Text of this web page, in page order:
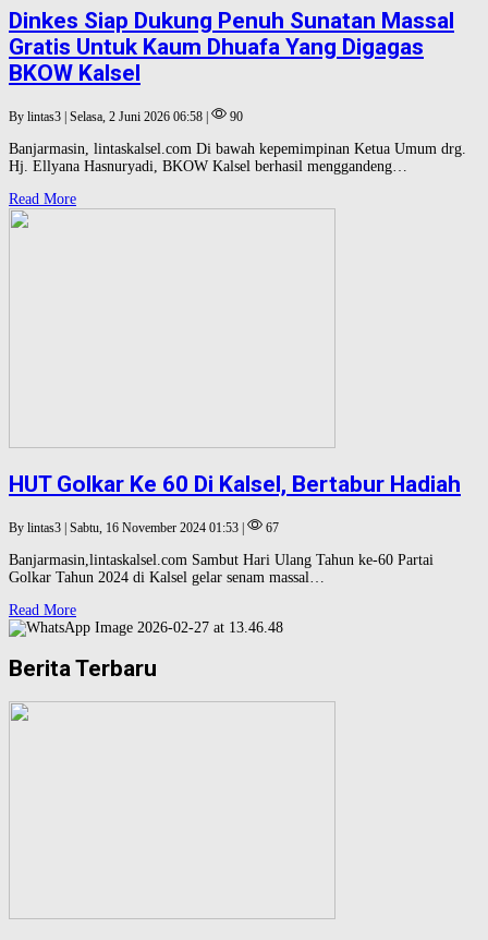
Dinkes Siap Dukung Penuh Sunatan Massal
Gratis Untuk Kaum Dhuafa Yang Digagas
BKOW Kalsel
By lintas3 | Selasa, 2 Juni 2026 06:58 | 90
Banjarmasin, lintaskalsel.com Di bawah kepemimpinan Ketua Umum drg.
Hj. Ellyana Hasnuryadi, BKOW Kalsel berhasil menggandeng…
Read More
HUT Golkar Ke 60 Di Kalsel, Bertabur Hadiah
By lintas3 | Sabtu, 16 November 2024 01:53 | 67
Banjarmasin,lintaskalsel.com Sambut Hari Ulang Tahun ke-60 Partai
Golkar Tahun 2024 di Kalsel gelar senam massal…
Read More
Berita Terbaru